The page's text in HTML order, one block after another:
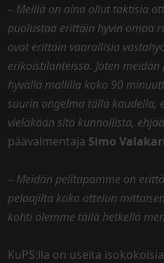
– Meillä on aina ollut taktisia
puolustaa erittäin hyvin omaa
ovat erittäin vaarallisia
erikoistilanteissa. Joten
hyvällä mallilla koko 90
suurin ongelma tällä kaudella,
vieläkään sitä kunnollista,
päävalmentaja Simo
– Meidän pelitapamme on
pelaajilta koko ottelun
kohti olemme tällä hetkellä
KuPS:lla on useita